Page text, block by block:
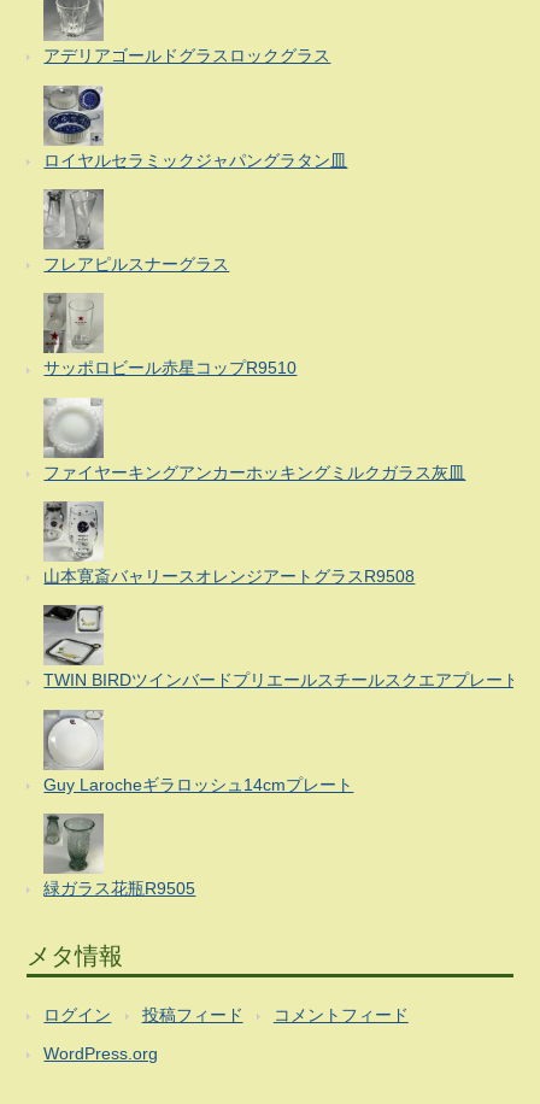
アデリアゴールドグラスロックグラス
ロイヤルセラミックジャパングラタン皿
フレアピルスナーグラス
サッポロビール赤星コップR9510
ファイヤーキングアンカーホッキングミルクガラス灰皿
山本寛斎バャリースオレンジアートグラスR9508
TWIN BIRDツインバードプリエールスチールスクエアプレート
Guy Larocheギラロッシュ14cmプレート
緑ガラス花瓶R9505
メタ情報
ログイン 投稿フィード コメントフィード
WordPress.org